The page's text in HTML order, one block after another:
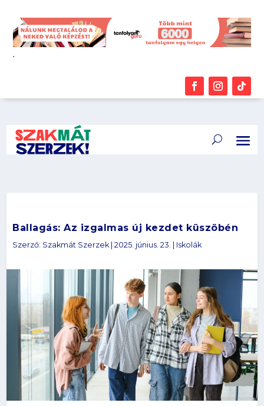
.
Ballagás: Az izgalmas új kezdet küszöbén
Szerző: Szakmát Szerzek|2025. június. 23. Iskolák